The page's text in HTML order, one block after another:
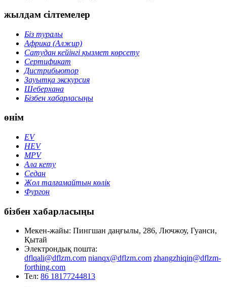
жылдам сілтемелер
Біз туралы
Африка (Алжир)
Сатудан кейінгі қызмет көрсету
Сертификат
Дистрибьютор
Зауытқа экскурсия
Шеберхана
Бізбен хабарласыңы
өнім
EV
HEV
MPV
Ала кету
Седан
Жол талғамайтын көлік
Фургон
бізбен хабарласыңы
Мекен-жайы: Пингшан даңғылы, 286, Лючжоу, Гуанси,
Қытай
Электрондық пошта:
dflqali@dflzm.com nianqx@dflzm.com zhangzhiqin@dflzm-
forthing.com
Тел: 86 18177244813